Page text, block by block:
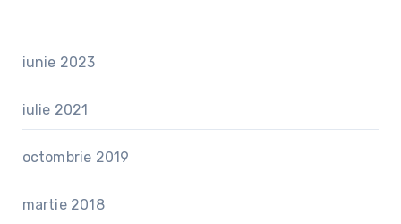
iunie 2023
iulie 2021
octombrie 2019
martie 2018